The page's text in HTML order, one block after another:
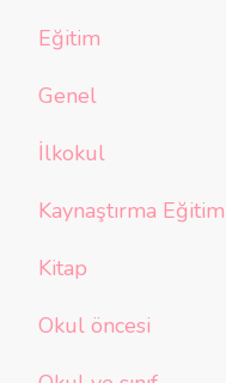
Eğitim
Genel
İlkokul
Kaynaştırma
Kitap
Okul öncesi